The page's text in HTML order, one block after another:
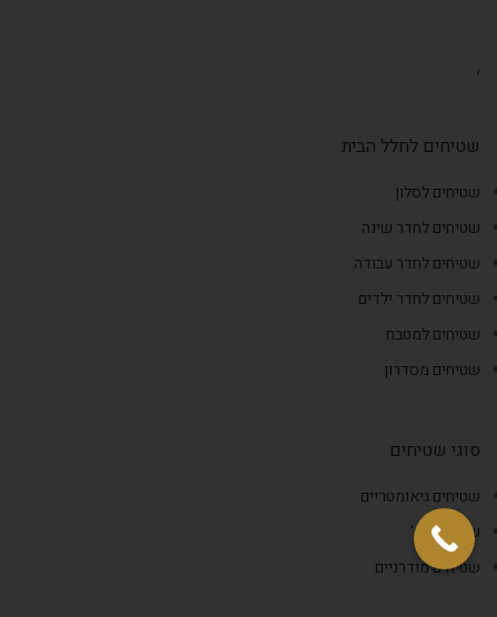
,
שטיחים לחלל הבית
שטיחים לסלון
שטיחים לחדר שינה
שטיחים לחדר עבודה
שטיחים לחדר ילדים
שטיחים למטבח
שטיחים מסדרון
סוגי שטיחים
שטיחים גיאומטריים
שטיח וינטג'
שטיחים מודרניים